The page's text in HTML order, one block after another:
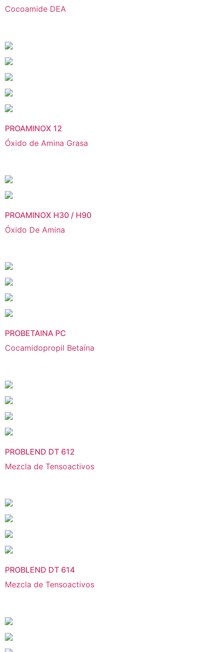
Cocoamide DEA
PROAMINOX 12
Óxido de Amina Grasa
PROAMINOX H30 / H90
Óxido De Amina
PROBETAINA PC
Cocamidopropil Betaína
PROBLEND DT 612
Mezcla de Tensoactivos
PROBLEND DT 614
Mezcla de Tensoactivos